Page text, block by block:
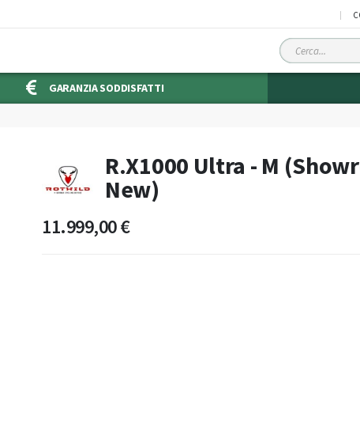
GARANZIA SODDISFATTI
R.X1000 Ultra - M
New)
11.999,00 €